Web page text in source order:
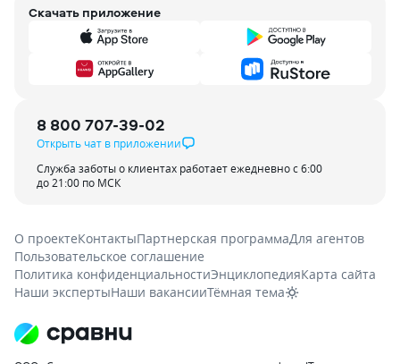
Скачать приложение
8 800 707-39-02
Открыть чат в приложении
Служба заботы о клиентах работает ежедневно с 6:00
до 21:00 по МСК
О проектеКонтактыПартнерская программаДля агентов
Пользовательское соглашение
Политика конфиденциальностиЭнциклопедияКарта сайта
Наши экспертыНаши вакансииТёмная тема